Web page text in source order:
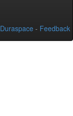
Duraspace - Feedback